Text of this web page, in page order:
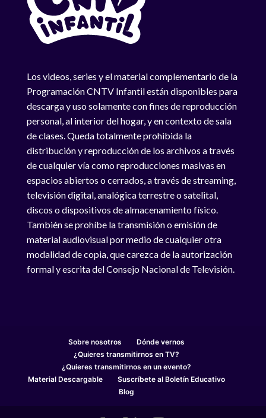
Los videos, series y el material complementario de la
Programación CNTV Infantil están disponibles para
descarga y uso solamente con fines de reproducción
personal, al interior del hogar, y en contexto de sala
de clases. Queda totalmente prohibida la
distribución y reproducción de los archivos a través
de cualquier vía como reproducciones masivas en
espacios abiertos o cerrados, a través de streaming,
televisión digital, analógica terrestre o satelital,
discos o dispositivos de almacenamiento físico.
También se prohíbe la transmisión o emisión de
material audiovisual por medio de cualquier otra
modalidad de copia, que carezca de la autorización
formal y escrita del Consejo Nacional de Televisión.
Sobre nosotros
Dónde vernos
¿Quieres transmitirnos en TV?
¿Quieres transmitirnos en un evento?
Material Descargable
Suscríbete al Boletín Educativo
Blog